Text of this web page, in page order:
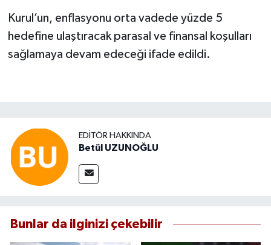
Kurul’un, enflasyonu orta vadede yüzde 5
hedefine ulaştıracak parasal ve finansal koşulları
sağlamaya devam edeceği ifade edildi.
EDITÖR HAKKINDA
Betül UZUNOĞLU
Bunlar da ilginizi çekebilir